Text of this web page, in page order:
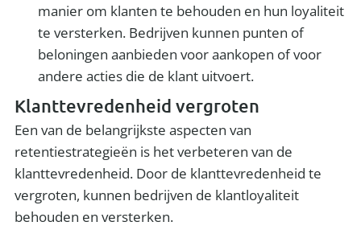
manier om klanten te behouden en hun loyaliteit
te versterken. Bedrijven kunnen punten of
beloningen aanbieden voor aankopen of voor
andere acties die de klant uitvoert.
Klanttevredenheid vergroten
Een van de belangrijkste aspecten van
retentiestrategieën is het verbeteren van de
klanttevredenheid. Door de klanttevredenheid te
vergroten, kunnen bedrijven de klantloyaliteit
behouden en versterken.